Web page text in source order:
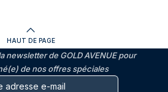
HAUT DE PAGE
newsletter de GOLD AVENUE pour
de nos offres spéciales